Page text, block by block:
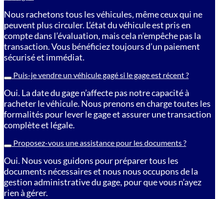
Nous rachetons tous les véhicules, même ceux qui ne
peuvent plus circuler. L’état du véhicule est pris en
compte dans l’évaluation, mais cela n’empêche pas la
transaction. Vous bénéficiez toujours d’un paiement
sécurisé et immédiat.
Puis-je vendre un véhicule gagé si le gage est récent ?
Oui. La date du gage n’affecte pas notre capacité à
racheter le véhicule. Nous prenons en charge toutes les
formalités pour lever le gage et assurer une transaction
complète et légale.
Proposez-vous une assistance pour les documents ?
Oui. Nous vous guidons pour préparer tous les
documents nécessaires et nous nous occupons de la
gestion administrative du gage, pour que vous n’ayez
rien à gérer.